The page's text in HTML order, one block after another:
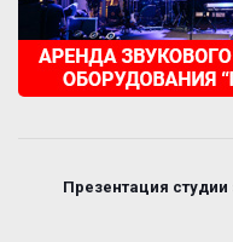
Презентация студии